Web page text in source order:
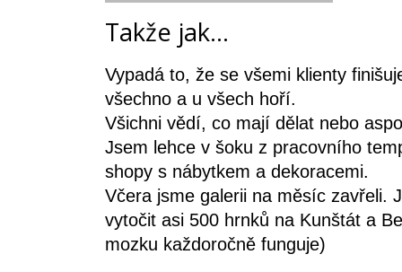
Takže jak...
Vypadá to, že se všemi klienty
všechno a u všech hoří.
Všichni vědí, co mají dělat nebo
Jsem lehce v šoku z pracovního
shopy s nábytkem a dekoracemi.
Včera jsme galerii na měsíc zavřeli.
vytočit asi 500 hrnků na Kunštát a
mozku každoročně funguje)